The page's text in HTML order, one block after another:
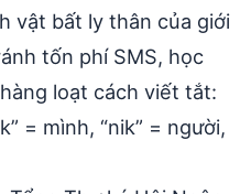
vật bất ly thân của giới
tốn phí SMS, học
loạt cách viết tắt:
= mình, “nik” = người,